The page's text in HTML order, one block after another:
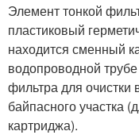
Элемент тонкой
пластиковый
находится сменный
водопроводной
фильтра для
байпасного участка
картриджа).